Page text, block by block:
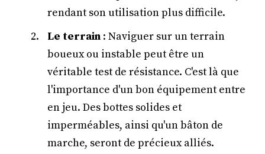
rendant son utilisation plus difficile.
Le terrain : Naviguer sur un terrain
boueux ou instable peut être un
véritable test de résistance. C'est là que
l'importance d'un bon équipement entre
en jeu. Des bottes solides et
imperméables, ainsi qu'un bâton de
marche, seront de précieux alliés.